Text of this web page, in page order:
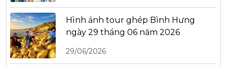
Hình ảnh tour ghép Bình Hưng
ngày 29 tháng 06 năm 2026
29/06/2026